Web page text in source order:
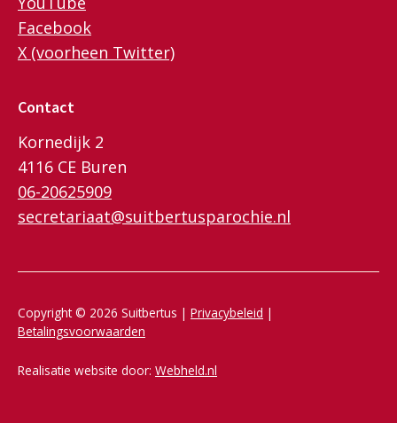
Facebook
X (voorheen Twitter)
Contact
Kornedijk 2
4116 CE Buren
06-20625909
secretariaat@suitbertusparochie.nl
Copyright © 2026 Suitbertus | Privacybeleid |
Betalingsvoorwaarden
Realisatie website door: Webheld.nl